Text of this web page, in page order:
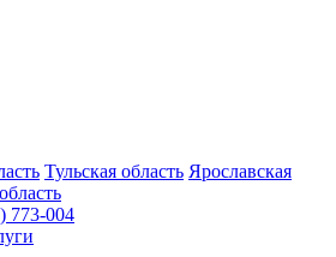
Тульская область Ярославская
773-004